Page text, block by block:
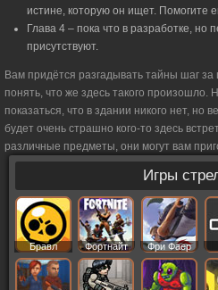
истине, которую он ищет. Помогите
Глава 4 – пока что в разработке, но
присутствуют.
Вам придётся разгадывать тайны шаг за
понять, что же здесь такого произошло.
показаться, что в здании никого нет, но
будет очень страшно кого-то здесь
различные предметы, они могут вам
Игры
Бравл
Старс
Фортнайт Фри Фаер